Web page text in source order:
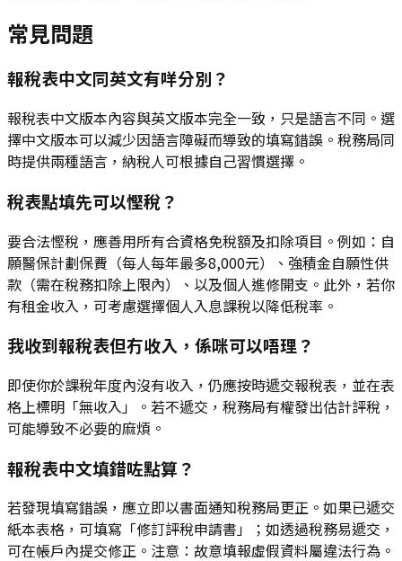
常見問題
報稅表中文同英文有咩分別？
報稅表中文版本內容與英文版本完全一致，只是語言不同。選
擇中文版本可以減少因語言障礙而導致的填寫錯誤。稅務局同
時提供兩種語言，納稅人可根據自己習慣選擇。
稅表點填先可以慳稅？
要合法慳稅，應善用所有合資格免稅額及扣除項目。例如：自
願醫保計劃保費（每人每年最多8,000元）、強積金自願性供
款（需在稅務扣除上限內）、以及個人進修開支。此外，若你
有租金收入，可考慮選擇個人入息課稅以降低稅率。
我收到報稅表但冇收入，係咪可以唔理？
即使你於課稅年度內沒有收入，仍應按時遞交報稅表，並在表
格上標明「無收入」。若不遞交，稅務局有權發出估計評稅，
可能導致不必要的麻煩。
報稅表中文填錯咗點算？
若發現填寫錯誤，應立即以書面通知稅務局更正。如果已遞交
紙本表格，可填寫「修訂評稅申請書」；如透過稅務易遞交，
可在帳戶內提交修正。注意：故意填報虛假資料屬違法行為。